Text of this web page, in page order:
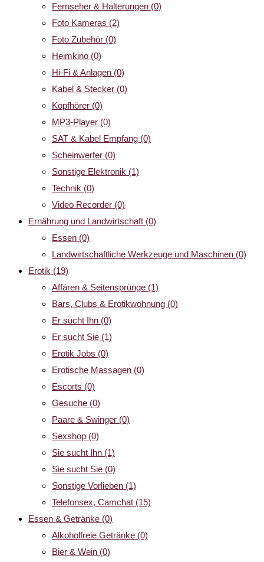
Fernseher & Halterungen (0)
Foto Kameras (2)
Foto Zubehör (0)
Heimkino (0)
Hi-Fi & Anlagen (0)
Kabel & Stecker (0)
Kopfhörer (0)
MP3-Player (0)
SAT & Kabel Empfang (0)
Scheinwerfer (0)
Sonstige Elektronik (1)
Technik (0)
Video Recorder (0)
Ernährung und Landwirtschaft (0)
Essen (0)
Landwirtschaftliche Werkzeuge und Maschinen (0)
Erotik (19)
Affären & Seitensprünge (1)
Bars, Clubs & Erotikwohnung (0)
Er sucht Ihn (0)
Er sucht Sie (1)
Erotik Jobs (0)
Erotische Massagen (0)
Escorts (0)
Gesuche (0)
Paare & Swinger (0)
Sexshop (0)
Sie sucht Ihn (1)
Sie sucht Sie (0)
Sonstige Vorlieben (1)
Telefonsex, Camchat (15)
Essen & Getränke (0)
Alkoholfreie Getränke (0)
Bier & Wein (0)